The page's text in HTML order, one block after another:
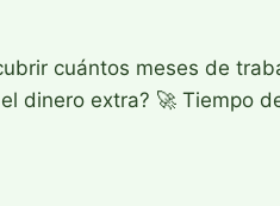
cuántos meses de
dinero extra? 🚀 Tiempo